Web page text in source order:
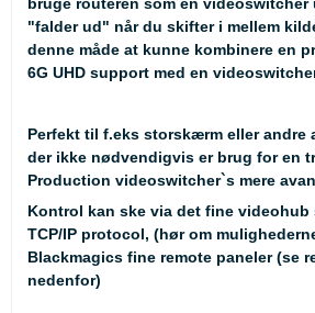
"falder ud" når du skifter i mellem
denne måde at kunne kombinere en
6G UHD support med en
Perfekt til f.eks storskærm eller andre
der ikke nødvendigvis er brug for en
Production videoswitcher`s mere
Kontrol kan ske via det fine videohub
TCP/IP protocol, (hør om
Blackmagics fine remote paneler (se
nedenfor)